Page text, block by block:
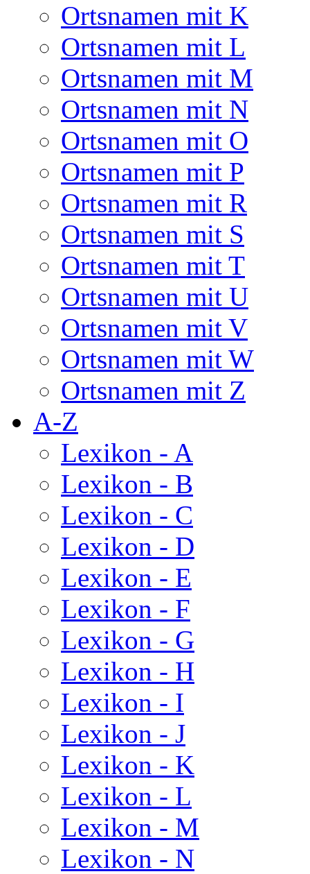
Ortsnamen mit K
Ortsnamen mit L
Ortsnamen mit M
Ortsnamen mit N
Ortsnamen mit O
Ortsnamen mit P
Ortsnamen mit R
Ortsnamen mit S
Ortsnamen mit T
Ortsnamen mit U
Ortsnamen mit V
Ortsnamen mit W
Ortsnamen mit Z
A-Z
Lexikon - A
Lexikon - B
Lexikon - C
Lexikon - D
Lexikon - E
Lexikon - F
Lexikon - G
Lexikon - H
Lexikon - I
Lexikon - J
Lexikon - K
Lexikon - L
Lexikon - M
Lexikon - N